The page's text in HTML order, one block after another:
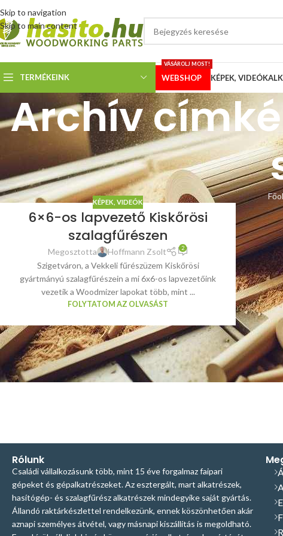
Skip to navigation
Skip to main content
TERMÉKEINK WEBSHOP
VÁSÁROLJ MOST!
KÉPEK, VIDEÓK
Archív
KÉPEK, VIDEÓK
6×6-os lapvezető Kiskőrösi
szalagfűrészen
Megosztotta Hoffmann Zsolt 2
Szigetváron, a Vekkeli fűrészüzem Kiskőrösi
gyártmányú szalagfűrészein a mi 6x6-os lapvezetőink
vezetik a Woodmizer lapokat több, mint ...
FOLYTATOM AZ OLVASÁST
Rólunk
Családi vállalkozásunk több, mint 15 éve forgalmaz faipari
gépeket és gépalkatrészeket. Az esztergált, mart alkatrészek,
hasítógép- és szalagfűrész alkatrészek mindegyike saját gyártás.
Állandó raktárkészlettel rendelkezünk, ennek köszönhetően akár
aznapi személyes átvétel, vagy másnapi kiszállítás is megoldható.